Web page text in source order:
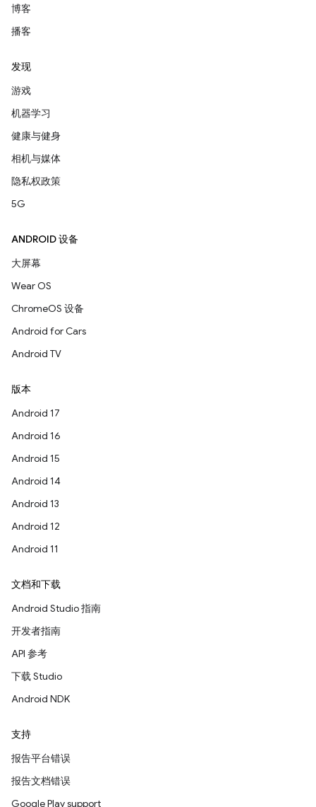
博客
播客
发现
游戏
机器学习
健康与健身
相机与媒体
隐私权政策
5G
ANDROID 设备
大屏幕
Wear OS
ChromeOS 设备
Android for Cars
Android TV
版本
Android 17
Android 16
Android 15
Android 14
Android 13
Android 12
Android 11
文档和下载
Android Studio 指南
开发者指南
API 参考
下载 Studio
Android NDK
支持
报告平台错误
报告文档错误
Google Play support